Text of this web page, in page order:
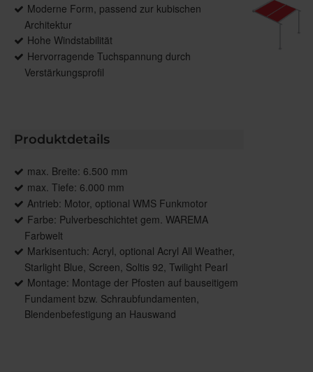
Moderne Form, passend zur kubischen
Architektur
Hohe Windstabilität
Hervorragende Tuchspannung durch
Verstärkungsprofil
Produktdetails
max. Breite: 6.500 mm
max. Tiefe: 6.000 mm
Antrieb: Motor, optional WMS Funkmotor
Farbe: Pulverbeschichtet gem. WAREMA
Farbwelt
Markisentuch: Acryl, optional Acryl All Weather,
Starlight Blue, Screen, Soltis 92, Twilight Pearl
Montage: Montage der Pfosten auf bauseitigem
Fundament bzw. Schraubfundamenten,
Blendenbefestigung an Hauswand